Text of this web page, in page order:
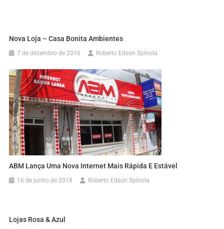
Nova Loja – Casa Bonita Ambientes
7 de dezembro de 2016 Roberto Edson Spínola
ABM Lança Uma Nova Internet Mais Rápida E Estável
16 de junho de 2018 Roberto Edson Spínola
Lojas Rosa & Azul